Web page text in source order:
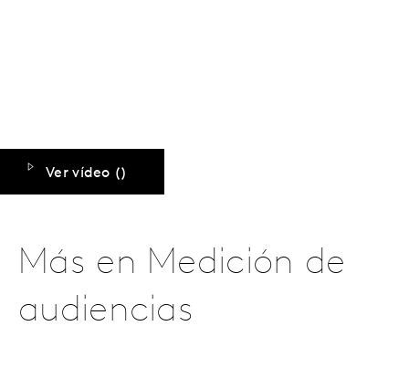
Ver vídeo ()
Más en Medición de
audiencias